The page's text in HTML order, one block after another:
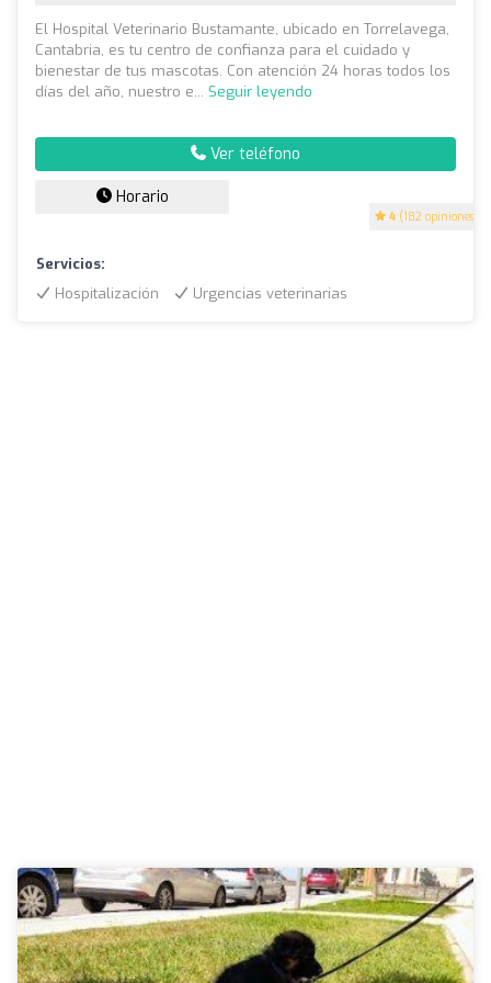
4 (182 opiniones)
El Hospital Veterinario Bustamante, ubicado en Torrelavega,
Cantabria, es tu centro de confianza para el cuidado y
bienestar de tus mascotas. Con atención 24 horas todos los
días del año, nuestro e... Seguir leyendo
Ver teléfono
Horario
Servicios:
Hospitalización
Urgencias veterinarias